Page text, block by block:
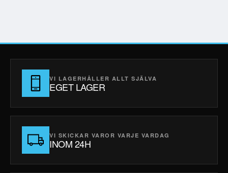
VI LAGERHÅLLER ALLT SJÄLVA
EGET LAGER
VI SKICKAR VAROR VARJE VARDAG
INOM 24H